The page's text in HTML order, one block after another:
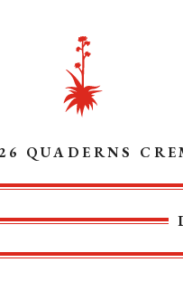
QUADERNS